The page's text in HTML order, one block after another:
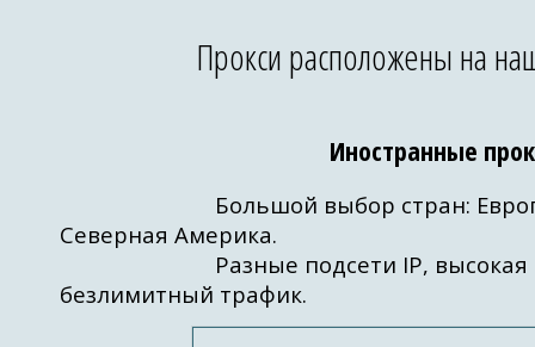
Большое
разных
центров
Прокси расположены на
Иностранные
Большой выбор стран:
Северная Америка.
Разные подсети IP, высокая
безлимитный трафик.